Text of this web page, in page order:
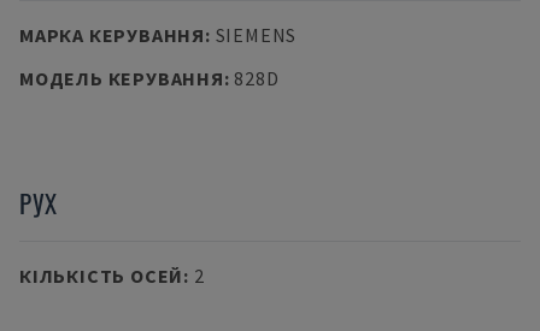
МАРКА КЕРУВАННЯ: SIEMENS
МОДЕЛЬ КЕРУВАННЯ: 828D
РУХ
КІЛЬКІСТЬ ОСЕЙ: 2